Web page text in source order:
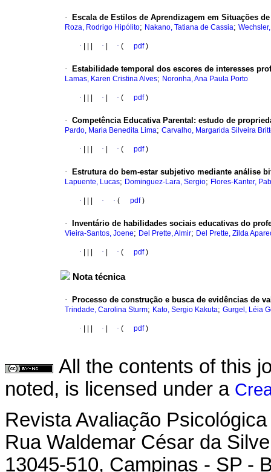
· Escala de Estilos de Aprendizagem em Situações
Roza, Rodrigo Hipólito; Nakano, Tatiana de Cassia;
· · · ( pdf)
· Estabilidade temporal dos escores de interesses
Lamas, Karen Cristina Alves; Noronha, Ana Paula Porto
· · · ( pdf)
· Competência Educativa Parental : estudo de
Pardo, Maria Benedita Lima; Carvalho, Margarida Silveira
· · · ( pdf)
· Estrutura do bem-estar subjetivo mediante análise
Lapuente, Lucas; Dominguez-Lara, Sergio; Flores-Kanter,
· · · ( pdf)
· Inventário de habilidades sociais educativas do
Vieira-Santos, Joene; Del Prette, Almir; Del Prette, Zilda
· · · ( pdf)
Nota técnica
· Processo de construção e busca de evidências de
Trindade, Carolina Sturm; Kato, Sergio Kakuta; Gurgel, Léia
· · · ( pdf)
All the contents of this
noted, is licensed under a
Revista Avaliação Psicológica
Rua Waldemar César da
13045-510, Campinas - SP -